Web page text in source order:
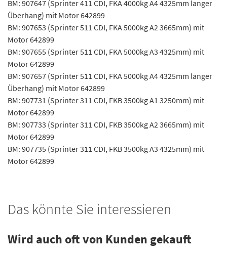
BM: 907647 (Sprinter 411 CDI, FKA 4000kg A4 4325mm langer
Überhang) mit Motor 642899
BM: 907653 (Sprinter 511 CDI, FKA 5000kg A2 3665mm) mit
Motor 642899
BM: 907655 (Sprinter 511 CDI, FKA 5000kg A3 4325mm) mit
Motor 642899
BM: 907657 (Sprinter 511 CDI, FKA 5000kg A4 4325mm langer
Überhang) mit Motor 642899
BM: 907731 (Sprinter 311 CDI, FKB 3500kg A1 3250mm) mit
Motor 642899
BM: 907733 (Sprinter 311 CDI, FKB 3500kg A2 3665mm) mit
Motor 642899
BM: 907735 (Sprinter 311 CDI, FKB 3500kg A3 4325mm) mit
Motor 642899
Das könnte Sie interessieren
Wird auch oft von Kunden gekauft